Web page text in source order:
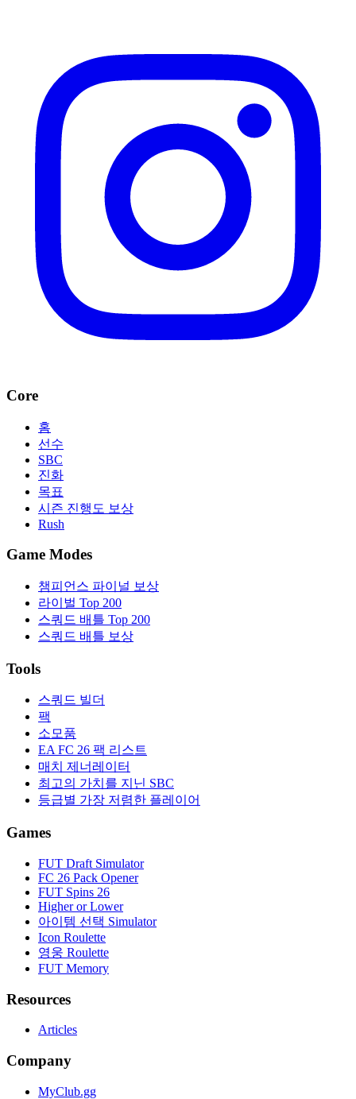
Core
홈
선수
SBC
진화
목표
시즌 진행도 보상
Rush
Game Modes
챔피언스 파이널 보상
라이벌 Top 200
스쿼드 배틀 Top 200
스쿼드 배틀 보상
Tools
스쿼드 빌더
팩
소모품
EA FC 26 팩 리스트
매치 제너레이터
최고의 가치를 지닌 SBC
등급별 가장 저렴한 플레이어
Games
FUT Draft Simulator
FC 26 Pack Opener
FUT Spins 26
Higher or Lower
아이템 선택 Simulator
Icon Roulette
영웅 Roulette
FUT Memory
Resources
Articles
Company
MyClub.gg